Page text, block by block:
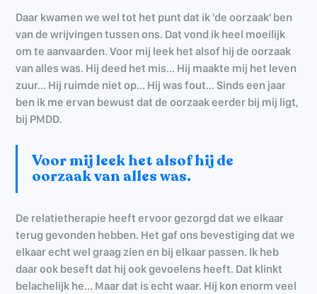
Daar kwamen we wel tot het punt dat ik 'de oorzaak' ben
van de wrijvingen tussen ons. Dat vond ik heel moeilijk
om te aanvaarden. Voor mij leek het alsof hij de oorzaak
van alles was. Hij deed het mis... Hij maakte mij het leven
zuur... Hij ruimde niet op... Hij was fout... Sinds een jaar
ben ik me ervan bewust dat de oorzaak eerder bij mij ligt,
bij PMDD.
Voor mij leek het alsof hij de
oorzaak van alles was.
De relatietherapie heeft ervoor gezorgd dat we elkaar
terug gevonden hebben. Het gaf ons bevestiging dat we
elkaar echt wel graag zien en bij elkaar passen. Ik heb
daar ook beseft dat hij ook gevoelens heeft. Dat klinkt
belachelijk he... Maar dat is echt waar. Hij kon enorm veel